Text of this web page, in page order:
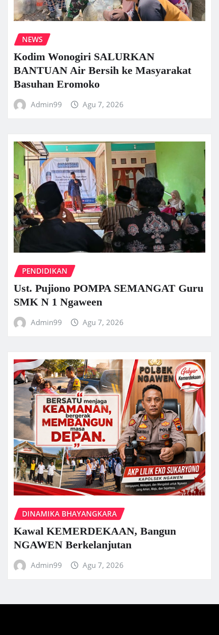
NEWS
Kodim Wonogiri SALURKAN
BANTUAN Air Bersih ke Masyarakat
Basuhan Eromoko
Admin99 Agu 7, 2026
PENDIDIKAN
Ust. Pujiono POMPA SEMANGAT Guru
SMK N 1 Ngaween
Admin99 Agu 7, 2026
DINAMIKA BHAYANGKARA
Kawal KEMERDEKAAN, Bangun
NGAWEN Berkelanjutan
Admin99 Agu 7, 2026